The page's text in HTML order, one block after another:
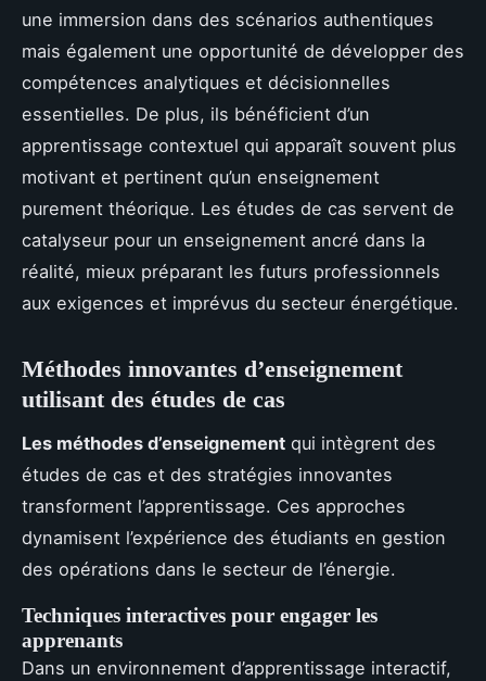
une immersion dans des scénarios authentiques
mais également une opportunité de développer des
compétences analytiques et décisionnelles
essentielles. De plus, ils bénéficient d’un
apprentissage contextuel qui apparaît souvent plus
motivant et pertinent qu’un enseignement
purement théorique. Les études de cas servent de
catalyseur pour un enseignement ancré dans la
réalité, mieux préparant les futurs professionnels
aux exigences et imprévus du secteur énergétique.
Méthodes innovantes d’enseignement
utilisant des études de cas
Les méthodes d’enseignement qui intègrent des
études de cas et des stratégies innovantes
transforment l’apprentissage. Ces approches
dynamisent l’expérience des étudiants en gestion
des opérations dans le secteur de l’énergie.
Techniques interactives pour engager les
apprenants
Dans un environnement d’apprentissage interactif,